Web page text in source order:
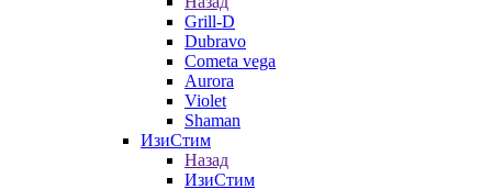
Grill-D
Dubravo
Cometa vega
Aurora
Violet
Shaman
ИзиСтим
Назад
ИзиСтим